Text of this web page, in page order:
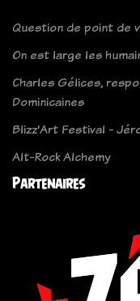
Question de point de
On est large les
Charles Gélices,
Dominicaines
Blizz'Art Festival -
Alt-Rock Alchemy
Partenaires